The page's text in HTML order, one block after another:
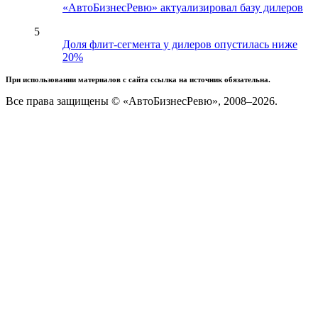
«АвтоБизнесРевю» актуализировал базу дилеров
5
Доля флит-сегмента у дилеров опустилась ниже
20%
При использовании материалов с сайта ссылка на источник обязательна.
Все права защищены © «АвтоБизнесРевю», 2008–2026.